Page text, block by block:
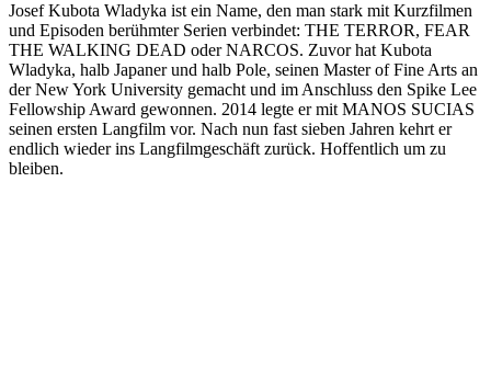
Josef Kubota Wladyka ist ein Name, den man stark mit Kurzfilmen
und Episoden berühmter Serien verbindet: THE TERROR, FEAR
THE WALKING DEAD oder NARCOS. Zuvor hat Kubota
Wladyka, halb Japaner und halb Pole, seinen Master of Fine Arts an
der New York University gemacht und im Anschluss den Spike Lee
Fellowship Award gewonnen. 2014 legte er mit MANOS SUCIAS
seinen ersten Langfilm vor. Nach nun fast sieben Jahren kehrt er
endlich wieder ins Langfilmgeschäft zurück. Hoffentlich um zu
bleiben.